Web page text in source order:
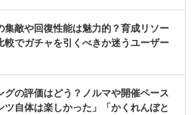
集敵や回復性能は魅力的？育成リソー
較でガチャを引くべきか迷うユーザー
グの評価はどう？ノルマや開催ペース
ツ自体は楽しかった」「かくれんぼと